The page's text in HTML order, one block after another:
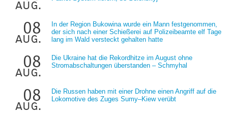
aug.
08
aug.
In der Region Bukowina wurde ein Mann festgenommen,
der sich nach einer Schießerei auf Polizeibeamte elf Tage
lang im Wald versteckt gehalten hatte
08
aug.
Die Ukraine hat die Rekordhitze im August ohne
Stromabschaltungen überstanden – Schmyhal
08
aug.
Die Russen haben mit einer Drohne einen Angriff auf die
Lokomotive des Zuges Sumy–Kiew verübt